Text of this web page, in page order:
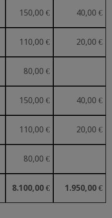
150,00 € 40,00 €
110,00 € 20,00 €
80,00 €
150,00 € 40,00 €
110,00 € 20,00 €
80,00 €
8.100,00 € 1.950,00 €